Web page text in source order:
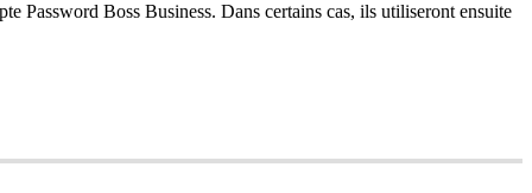
Password Boss Business. Dans certains cas, ils utiliseront ensuite